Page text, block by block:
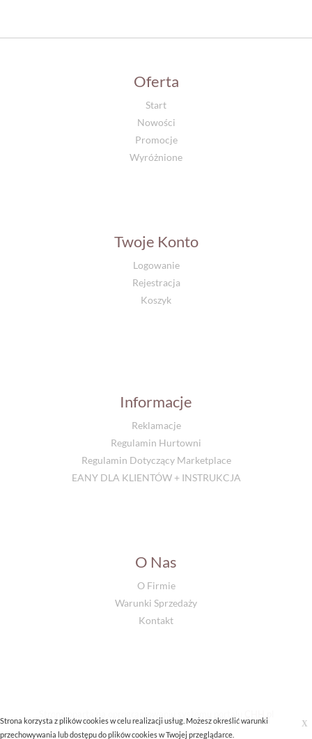
Oferta
Start
Nowości
Promocje
Wyróżnione
Twoje Konto
Logowanie
Rejestracja
Koszyk
Informacje
Reklamacje
Regulamin Hurtowni
Regulamin Dotyczący Marketplace
EANY DLA KLIENTÓW + INSTRUKCJA
O Nas
O Firmie
Warunki Sprzedaży
Kontakt
Strona korzysta z plików cookies w celu realizacji usług. Możesz określić warunki
przechowywania lub dostępu do plików cookies w Twojej przeglądarce.
X